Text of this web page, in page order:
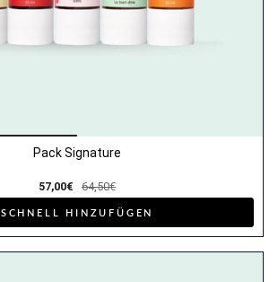
Pack Signature
57,00€ 64,50€
SCHNELL HINZUFÜGEN